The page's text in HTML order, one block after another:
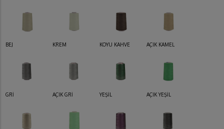
BEJ KREM KOYU KAHVE AÇIK KAMEL
GRİ AÇIK GRİ YEŞİL AÇIK YEŞİL